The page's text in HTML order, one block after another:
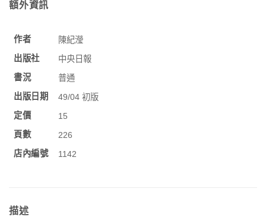
額外資訊
作者
陳紀瀅
出版社
中央日報
書況
普通
出版日期
49/04 初版
定價
15
頁數
226
店內編號
1142
描述